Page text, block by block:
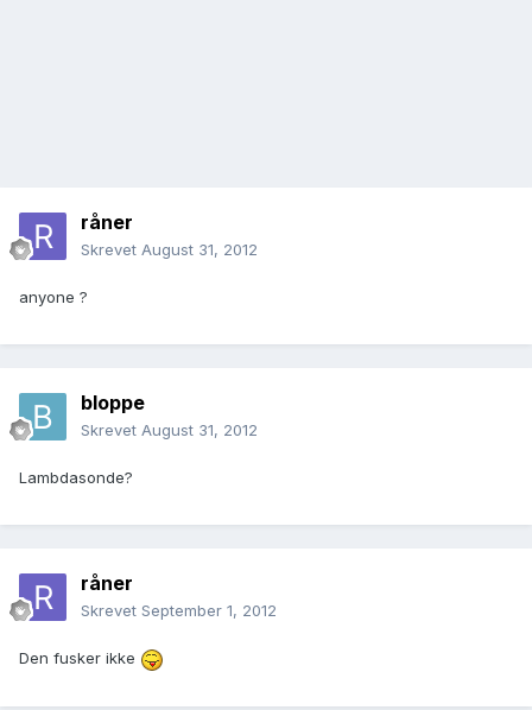
råner
Skrevet August 31, 2012
anyone ?
bloppe
Skrevet August 31, 2012
Lambdasonde?
råner
Skrevet September 1, 2012
Den fusker ikke